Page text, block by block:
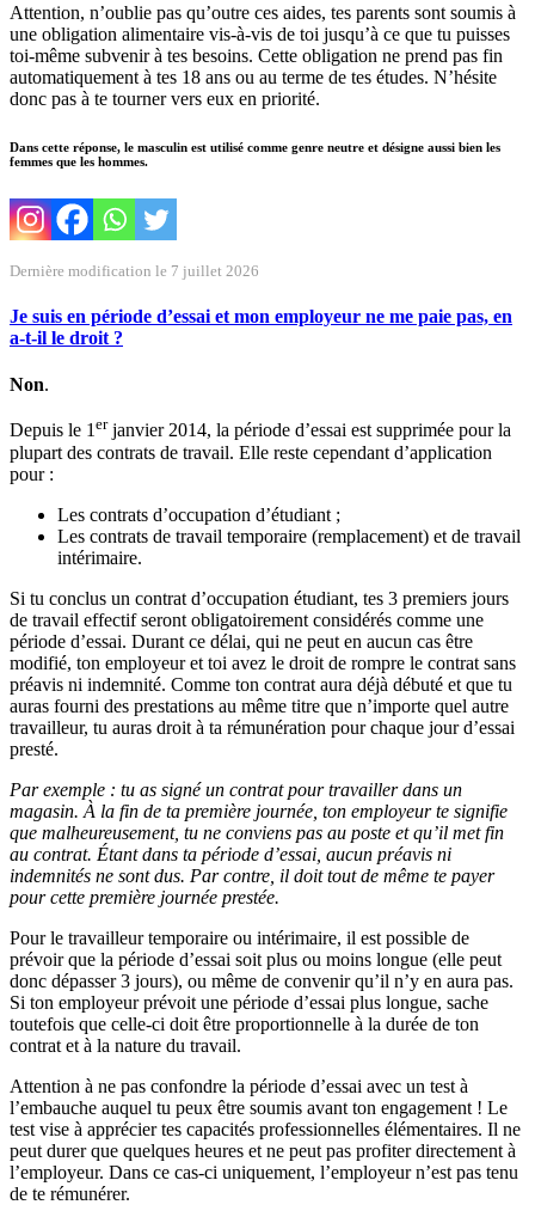
Attention, n’oublie pas qu’outre ces aides, tes parents sont soumis à
une obligation alimentaire vis-à-vis de toi jusqu’à ce que tu puisses
toi-même subvenir à tes besoins. Cette obligation ne prend pas fin
automatiquement à tes 18 ans ou au terme de tes études. N’hésite
donc pas à te tourner vers eux en priorité.
Dans cette réponse, le masculin est utilisé comme genre neutre et désigne aussi bien les
femmes que les hommes.
Dernière modification le 7 juillet 2026
Je suis en période d’essai et mon employeur ne me paie pas, en
a-t-il le droit ?
Non.
Depuis le 1erjanvier 2014, la période d’essai est supprimée pour la
plupart des contrats de travail. Elle reste cependant d’application
pour :
Les contrats d’occupation d’étudiant ;
Les contrats de travail temporaire (remplacement) et de travail
intérimaire.
Si tu conclus un contrat d’occupation étudiant, tes 3 premiers jours
de travail effectif seront obligatoirement considérés comme une
période d’essai. Durant ce délai, qui ne peut en aucun cas être
modifié, ton employeur et toi avez le droit de rompre le contrat sans
préavis ni indemnité. Comme ton contrat aura déjà débuté et que tu
auras fourni des prestations au même titre que n’importe quel autre
travailleur, tu auras droit à ta rémunération pour chaque jour d’essai
presté.
Par exemple : tu as signé un contrat pour travailler dans un
magasin. À la fin de ta première journée, ton employeur te signifie
que malheureusement, tu ne conviens pas au poste et qu’il met fin
au contrat. Étant dans ta période d’essai, aucun préavis ni
indemnités ne sont dus. Par contre, il doit tout de même te payer
pour cette première journée prestée.
Pour le travailleur temporaire ou intérimaire, il est possible de
prévoir que la période d’essai soit plus ou moins longue (elle peut
donc dépasser 3 jours), ou même de convenir qu’il n’y en aura pas.
Si ton employeur prévoit une période d’essai plus longue, sache
toutefois que celle-ci doit être proportionnelle à la durée de ton
contrat et à la nature du travail.
Attention à ne pas confondre la période d’essai avec un test à
l’embauche auquel tu peux être soumis avant ton engagement ! Le
test vise à apprécier tes capacités professionnelles élémentaires. Il ne
peut durer que quelques heures et ne peut pas profiter directement à
l’employeur. Dans ce cas-ci uniquement, l’employeur n’est pas tenu
de te rémunérer.